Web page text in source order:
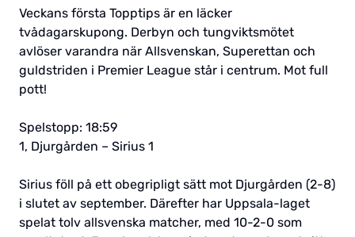
Veckans första Topptips är en läcker
tvådagarskupong. Derbyn och tungviktsmötet
avlöser varandra när Allsvenskan, Superettan och
guldstriden i Premier League står i centrum. Mot full
pott!
Spelstopp: 18:59
1, Djurgården – Sirius 1
Sirius föll på ett obegripligt sätt mot Djurgården (2-8)
i slutet av september. Därefter har Uppsala-laget
spelat tolv allsvenska matcher, med 10-2-0 som